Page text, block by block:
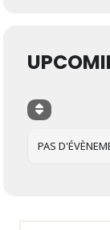
PAS